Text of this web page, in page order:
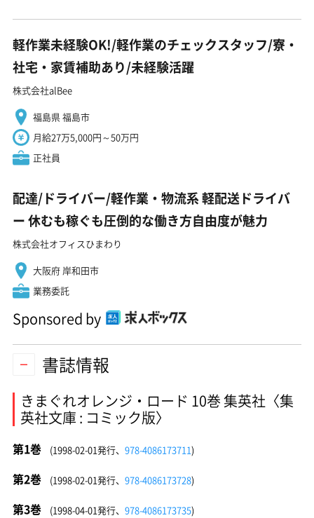
軽作業未経験OK!/軽作業のチェックスタッフ/寮・
社宅・家賃補助あり/未経験活躍
株式会社alBee
福島県 福島市
月給27万5,000円～50万円
正社員
配達/ドライバー/軽作業・物流系 軽配送ドライバ
ー 休むも稼ぐも圧倒的な働き方自由度が魅力
株式会社オフィスひまわり
大阪府 岸和田市
業務委託
Sponsored by
書誌情報
きまぐれオレンジ・ロード 10巻 集英社〈集
英社文庫 : コミック版〉
第1巻 (1998-02-01発行、 978-4086173711)
第2巻 (1998-02-01発行、 978-4086173728)
第3巻 (1998-04-01発行、 978-4086173735)